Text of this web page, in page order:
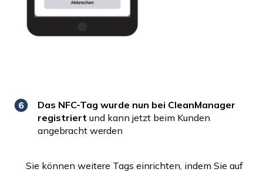
Das NFC-Tag wurde nun bei CleanManager
registriert und kann jetzt beim Kunden
angebracht werden
Sie können weitere Tags einrichten, indem Sie auf